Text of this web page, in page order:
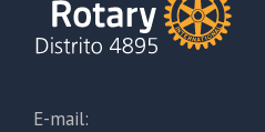
E-mail: